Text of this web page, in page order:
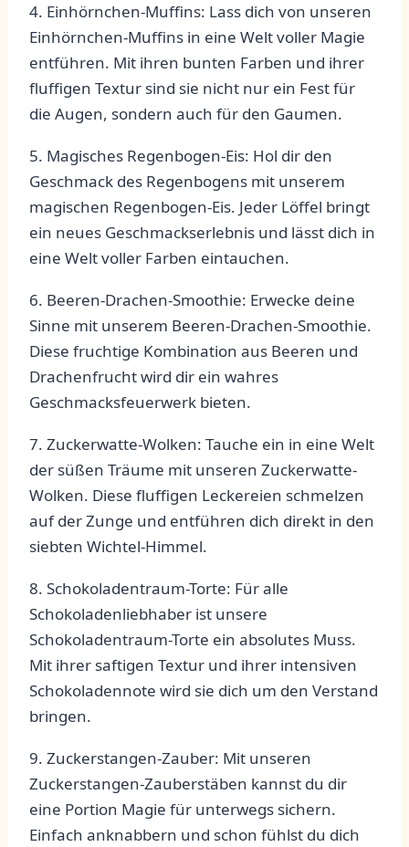
4. Einhörnchen-Muffins: Lass dich⁤ von unseren
Einhörnchen-Muffins in ‌eine ‍Welt voller ⁤Magie
entführen. Mit ⁤ihren bunten ⁣Farben und ihrer
⁤fluffigen Textur sind sie nicht ⁢nur ein ⁤Fest⁢ für
die ‍Augen, ⁤sondern auch für den Gaumen.
5. Magisches ‍Regenbogen-Eis: Hol dir den
⁢Geschmack des Regenbogens mit ⁢unserem
magischen Regenbogen-Eis. Jeder ‌Löffel ⁢bringt‌
ein​ neues ‍Geschmackserlebnis​ und⁤ lässt dich in⁢
eine Welt voller Farben eintauchen.
6.⁣ Beeren-Drachen-Smoothie: ​Erwecke deine
Sinne mit ‍unserem ‌Beeren-Drachen-Smoothie.
Diese fruchtige Kombination ⁢aus Beeren und
Drachenfrucht wird dir ein wahres
Geschmacksfeuerwerk bieten.
7. Zuckerwatte-Wolken: ‍Tauche ein ‍in ⁣eine ⁣Welt
der süßen Träume mit unseren Zuckerwatte-
Wolken. Diese fluffigen Leckereien ⁤schmelzen
auf⁤ der Zunge und entführen dich direkt in den
siebten⁢ Wichtel-Himmel.
8. ⁣Schokoladentraum-Torte: ⁤Für alle
Schokoladenliebhaber ist ‍unsere⁣
Schokoladentraum-Torte ein absolutes Muss.
Mit ihrer‌ saftigen Textur ⁣und ihrer⁣ intensiven⁢
Schokoladennote⁤ wird sie dich um den Verstand
bringen.
9. Zuckerstangen-Zauber: Mit ⁢unseren
‍Zuckerstangen-Zauberstäben‌ kannst du​ dir
eine Portion Magie für ⁤unterwegs sichern.
Einfach anknabbern⁢ und schon fühlst du dich